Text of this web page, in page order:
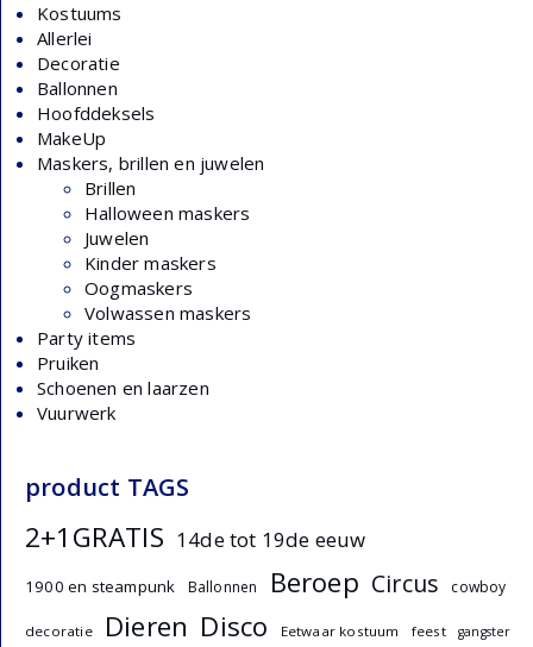
Kostuums
Allerlei
Decoratie
Ballonnen
Hoofddeksels
MakeUp
Maskers, brillen en juwelen
Brillen
Halloween maskers
Juwelen
Kinder maskers
Oogmaskers
Volwassen maskers
Party items
Pruiken
Schoenen en laarzen
Vuurwerk
product TAGS
2+1GRATIS 14de tot 19de eeuw
1900 en steampunk Ballonnen Beroep Circus cowboy
decoratie Dieren Disco Eetwaar kostuum feest gangster